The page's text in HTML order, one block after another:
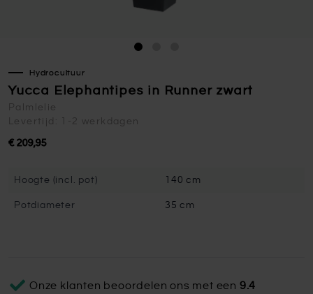
Hydrocultuur
Yucca Elephantipes in Runner zwart
Palmlelie
Levertijd: 1-2 werkdagen
€ 209,95
Hoogte (incl. pot) 140 cm
Potdiameter 35 cm
Onze klanten beoordelen ons met een 9.4